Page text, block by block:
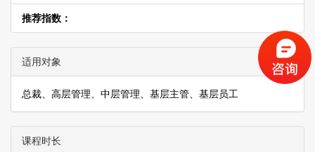
推荐指数：
适用对象
总裁、高层管理、中层管理、基层主管、基层员工
课程时长